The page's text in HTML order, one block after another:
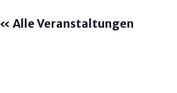
« Alle Veranstaltungen